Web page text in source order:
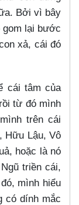
Bởi vì bây
gom lại bước
xả, cái đó
cái tâm của
từ đó mình
trên cái
Hữu Lậu, Vô
hoặc là nó
triền cái,
mình hiểu
có dính mắc